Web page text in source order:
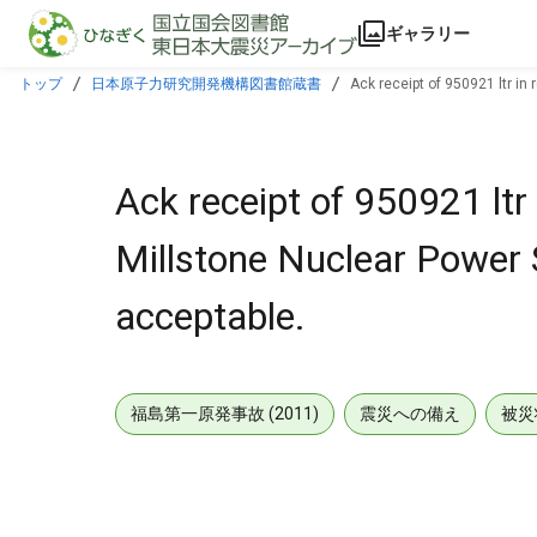
本文に飛ぶ
ギャラリー
トップ 日本原子力研究開発機構図書館蔵書 Ack receipt of 950921 ltr in
Ack receipt of 950921
Millstone Nuclear Power
acceptable.
福島第一原発事故 (2011) 震災への備え 被災